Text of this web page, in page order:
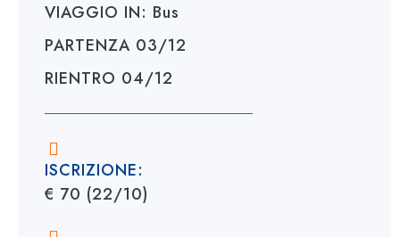
VIAGGIO IN: Bus
PARTENZA 03/12
RIENTRO 04/12
ISCRIZIONE:
€ 70 (22/10)